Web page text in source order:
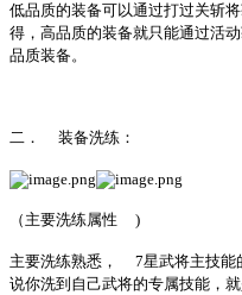
低品质的装备可以通过打过关斩
得，高品质的装备就只能通过活
品质装备。
二． 装备洗练：
（主要洗练属性 )
主要洗练熟悉，
7星武将主技能
说你洗到自己武将的专属技能，